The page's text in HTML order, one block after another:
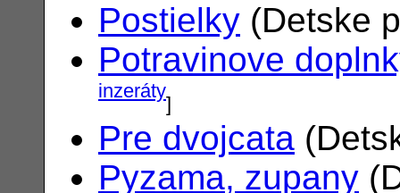
Postielky (Detske
Potravinove
inzeráty]
Pre dvojcata
Pyzama, zupany